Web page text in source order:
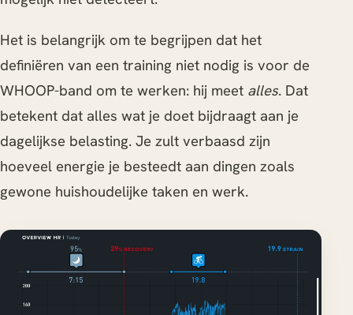
Het is belangrijk om te begrijpen dat het
definiëren van een training niet nodig is voor de
WHOOP-band om te werken: hij meet alles. Dat
betekent dat alles wat je doet bijdraagt aan je
dagelijkse belasting. Je zult verbaasd zijn
hoeveel energie je besteedt aan dingen zoals
gewone huishoudelijke taken en werk.